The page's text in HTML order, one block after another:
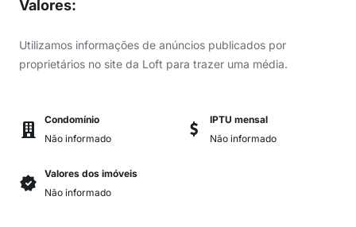
Valores:
Utilizamos informações de anúncios publicados por
proprietários no site da Loft para trazer uma média.
Condomínio
Não informado
IPTU mensal
Não informado
Valores dos imóveis
Não informado